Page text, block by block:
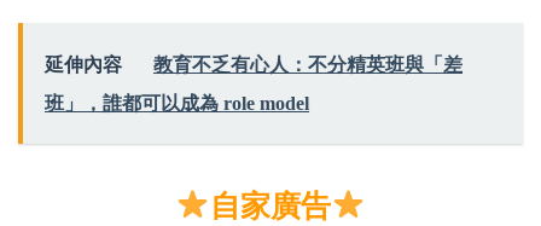
延伸內容
教育不乏有心人：不分精英班與「差
班」，誰都可以成為 role model
自家廣告